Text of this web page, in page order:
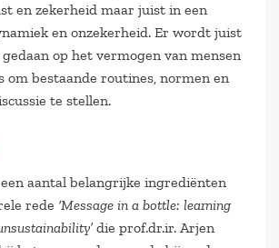
en zekerheid maar juist in een
en onzekerheid. Er wordt juist
op het vermogen van mensen
om bestaande routines, normen en
te stellen.
aantal belangrijke ingrediënten
rede ‘Message in a bottle: learning
die prof.dr.ir. Arjen